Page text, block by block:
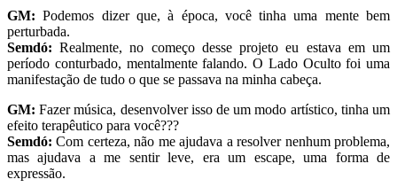
GM: Podemos dizer que, à época, você tinha uma mente bem
perturbada.
Semdó: Realmente, no começo desse projeto eu estava em um
período conturbado, mentalmente falando. O Lado Oculto foi uma
manifestação de tudo o que se passava na minha cabeça.
GM: Fazer música, desenvolver isso de um modo artístico, tinha um
efeito terapêutico para você???
Semdó: Com certeza, não me ajudava a resolver nenhum problema,
mas ajudava a me sentir leve, era um escape, uma forma de
expressão.